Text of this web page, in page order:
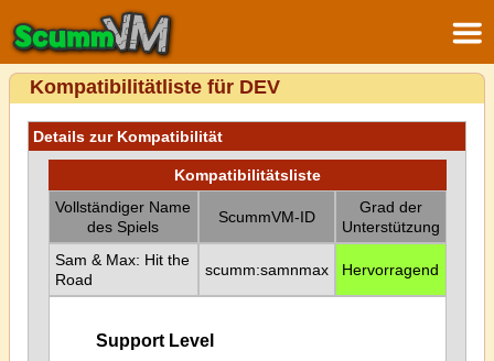
Kompatibilitätliste für DEV
Details zur Kompatibilität
Kompatibilitätsliste
Vollständiger Name
des Spiels
ScummVM-ID
Grad der
Unterstützung
Sam & Max: Hit the
Road
scumm:samnmax Hervorragend
Support Level